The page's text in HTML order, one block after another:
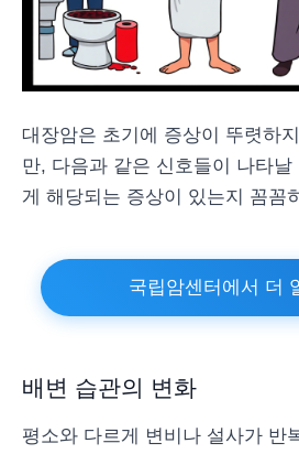
대장암은 초기에 증상이 뚜렷하
만, 다음과 같은 신호들이 나타날
게 해당되는 증상이 있는지 꼼꼼
국립암센터에서 더
배변 습관의 변화
평소와 다르게 변비나 설사가 반